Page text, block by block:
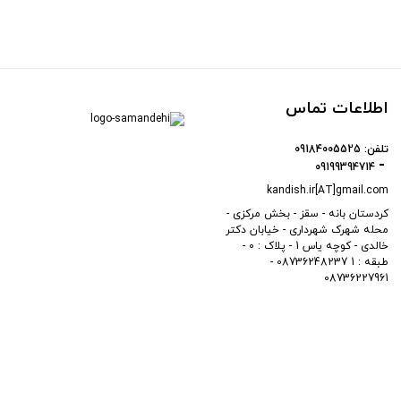
اطلاعات تماس
کردستان بانه - سقز - بخش مرکزی -
محله شهرک شهرداری - خیابان دکتر
خالدی - کوچه یاس 1 - پلاک : 0 -
طبقه : 1 08736248237 -
08736227961
kandish.ir[AT]gmail.com
تلفن: 09184005525
09199394714